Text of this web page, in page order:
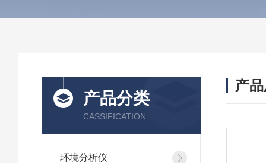
产品分类
CASSIFICATION
环境分析仪
产